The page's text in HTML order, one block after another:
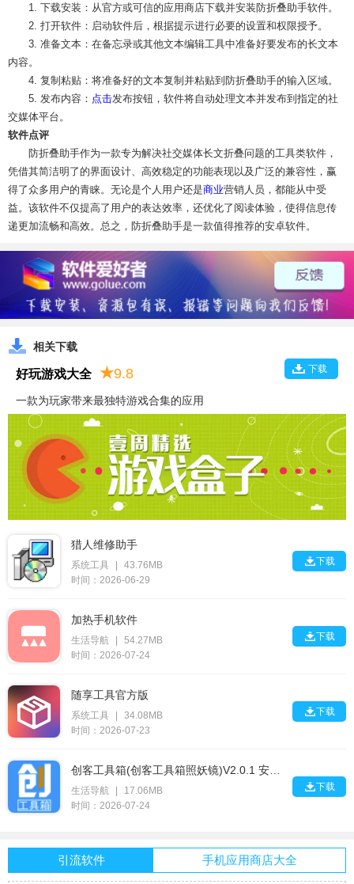
1. 下载安装：从官方或可信的应用商店下载并安装防折叠助手软件。
2. 打开软件：启动软件后，根据提示进行必要的设置和权限授予。
3. 准备文本：在备忘录或其他文本编辑工具中准备好要发布的长文本
内容。
4. 复制粘贴：将准备好的文本复制并粘贴到防折叠助手的输入区域。
5. 发布内容： 点击发布按钮，软件将自动处理文本并发布到指定的社
交媒体平台。
软件点评
防折叠助手作为一款专为解决社交媒体长文折叠问题的工具类软件，
凭借其简洁明了的界面设计、高效稳定的功能表现以及广泛的兼容性，赢
得了众多用户的青睐。无论是个人用户还是商业营销人员，都能从中受
益。该软件不仅提高了用户的表达效率，还优化了阅读体验，使得信息传
递更加流畅和高效。总之，防折叠助手是一款值得推荐的安卓软件。
相关下载
下载
好玩游戏大全 ★9.8
一款为玩家带来最独特游戏合集的应用
猎人维修助手
系统工具 |
43.76MB
时间：2026-06-29
下载
加热手机软件
生活导航 |
54.27MB
时间：2026-07-24
下载
随享工具官方版
系统工具 |
34.08MB
时间：2026-07-23
下载
生活导航 |
17.06MB
时间：2026-07-24
下载
引流软件 手机应用商店大全